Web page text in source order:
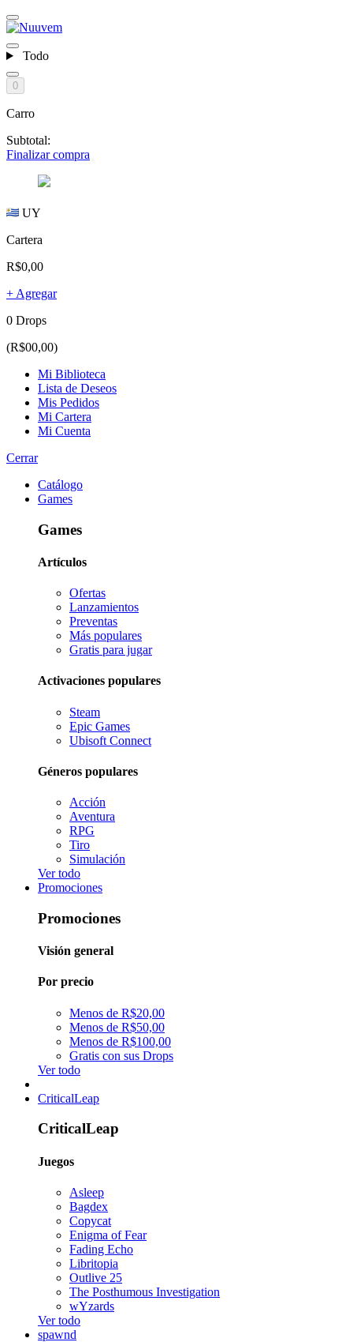
Todo
0
Carro
Subtotal:
Finalizar compra
UY
Cartera
R$0,00
+ Agregar
0 Drops
(R$00,00)
Mi Biblioteca
Lista de Deseos
Mis Pedidos
Mi Cartera
Mi Cuenta
Cerrar
Catálogo
Games
Games
Artículos
Ofertas
Lanzamientos
Preventas
Más populares
Gratis para jugar
Activaciones populares
Steam
Epic Games
Ubisoft Connect
Géneros populares
Acción
Aventura
RPG
Tiro
Simulación
Ver todo
Promociones
Promociones
Visión general
Por precio
Menos de R$20,00
Menos de R$50,00
Menos de R$100,00
Gratis con sus Drops
Ver todo
CriticalLeap
CriticalLeap
Juegos
Asleep
Bagdex
Copycat
Enigma of Fear
Fading Echo
Libritopia
Outlive 25
The Posthumous Investigation
wYzards
Ver todo
spawnd